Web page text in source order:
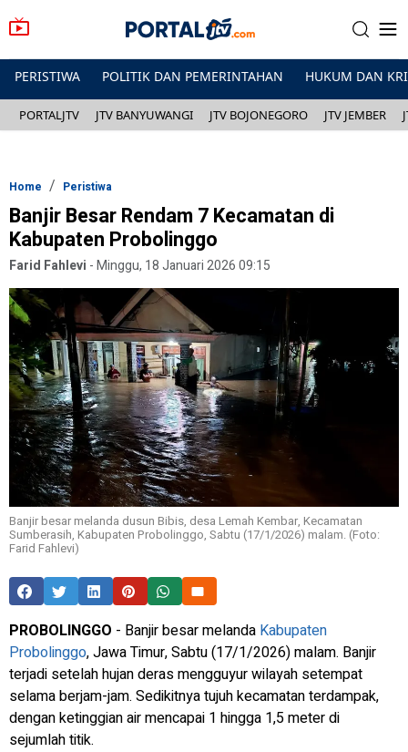
PERISTIWA POLITIK DAN PEMERINTAHAN HUKUM DAN
PORTALJTV JTV BANYUWANGI JTV BOJONEGORO JTV JEMBER
Home Peristiwa
Banjir Besar Rendam 7 Kecamatan di
Kabupaten Probolinggo
Farid Fahlevi -Minggu, 18 Januari 2026 09:15
Banjir besar melanda dusun Bibis, desa Lemah Kembar, Kecamatan
Sumberasih, Kabupaten Probolinggo, Sabtu (17/1/2026) malam. (Foto:
Farid Fahlevi)
PROBOLINGGO - Banjir besar melanda Kabupaten
Probolinggo, Jawa Timur, Sabtu (17/1/2026) malam. Banjir
terjadi setelah hujan deras mengguyur wilayah setempat
selama berjam-jam. Sedikitnya tujuh kecamatan terdampak,
dengan ketinggian air mencapai 1 hingga 1,5 meter di
sejumlah titik.